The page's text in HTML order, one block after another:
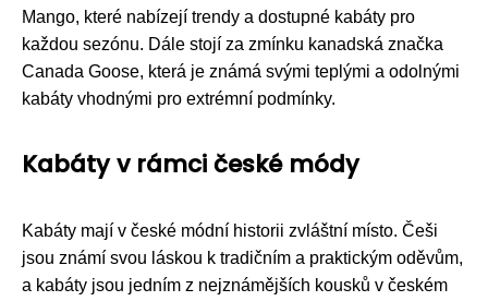
Mango, které nabízejí trendy a dostupné kabáty pro
každou sezónu. Dále stojí za zmínku kanadská značka
Canada Goose, která je známá svými teplými a odolnými
kabáty vhodnými pro extrémní podmínky.
Kabáty v rámci české módy
Kabáty mají v české módní historii zvláštní místo. Češi
jsou známí svou láskou k tradičním a praktickým oděvům,
a kabáty jsou jedním z nejznámějších kousků v českém